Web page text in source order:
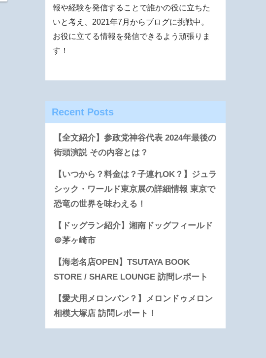
報や経験を発信することで誰かの役に立ちた
いと考え、2021年7月からブログに挑戦中。
お役に立てる情報を発信できるよう頑張りま
す！
Recent Posts
【全文紹介】参政党神谷代表 2024年最後の
街頭演説 その内容とは？
【いつから？料金は？子連れOK？】ジュラ
シック・ワールド東京展の詳細情報 東京で
恐竜の世界を味わえる！
【ドッグラン紹介】湘南ドッグフィールド
＠茅ヶ崎市
【海老名店OPEN】TSUTAYA BOOK
STORE / SHARE LOUNGE 訪問レポート
【愛犬用メロンパン？】メロンドゥメロン
相模大塚店 訪問レポート！